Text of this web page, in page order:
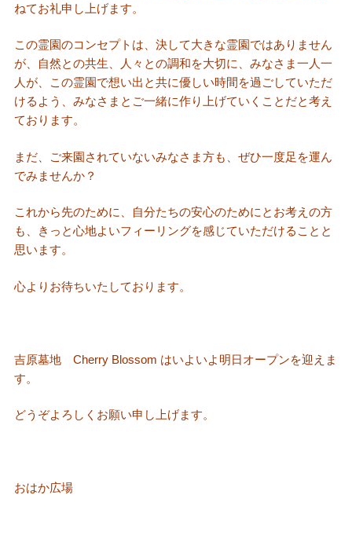
ねてお礼申し上げます。
この霊園のコンセプトは、決して大きな霊園ではありません
が、自然との共生、人々との調和を大切に、みなさま一人一
人が、この霊園で想い出と共に優しい時間を過ごしていただ
けるよう、みなさまとご一緒に作り上げていくことだと考え
ております。
まだ、ご来園されていないみなさま方も、ぜひ一度足を運ん
でみませんか？
これから先のために、自分たちの安心のためにとお考えの方
も、きっと心地よいフィーリングを感じていただけることと
思います。
心よりお待ちいたしております。
吉原墓地 Cherry Blossom はいよいよ明日オープンを迎えま
す。
どうぞよろしくお願い申し上げます。
おはか広場